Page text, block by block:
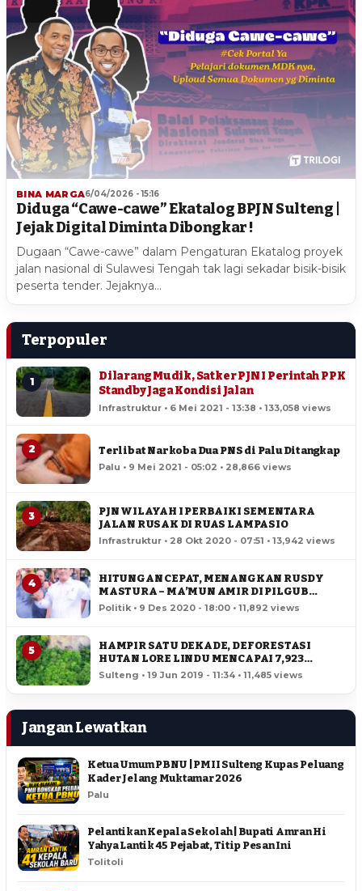
BINA MARGA6/04/2026 - 15:16
Diduga “Cawe-cawe” Ekatalog BPJN Sulteng |
Jejak Digital Diminta Dibongkar !
Dugaan “Cawe-cawe” dalam Pengaturan Ekatalog proyek
jalan nasional di Sulawesi Tengah tak lagi sekadar bisik-bisik
peserta tender. Jejaknya…
Terpopuler
1
Dilarang Mudik, Satker PJN I Perintah PPK
Standby Jaga Kondisi Jalan
Infrastruktur • 6 Mei 2021 - 13:38 • 133,058 views
2 Terlibat Narkoba Dua PNS di Palu Ditangkap
Palu • 9 Mei 2021 - 05:02 • 28,866 views
3
PJN WILAYAH I PERBAIKI SEMENTARA
JALAN RUSAK DI RUAS LAMPASIO
Infrastruktur • 28 Okt 2020 - 07:51 • 13,942 views
4
HITUNGAN CEPAT, MENANGKAN RUSDY
MASTURA – MA’MUN AMIR DI PILGUB
SULTENG
Politik • 9 Des 2020 - 18:00 • 11,892 views
5
HAMPIR SATU DEKADE, DEFORESTASI
HUTAN LORE LINDU MENCAPAI 7,923
HEKTAR
Sulteng • 19 Jun 2019 - 11:34 • 11,485 views
Jangan Lewatkan
Ketua Umum PBNU | PMII Sulteng Kupas Peluang
Kader Jelang Muktamar 2026
Palu
Pelantikan Kepala Sekolah | Bupati Amran Hi
Yahya Lantik 45 Pejabat, Titip Pesan Ini
Tolitoli